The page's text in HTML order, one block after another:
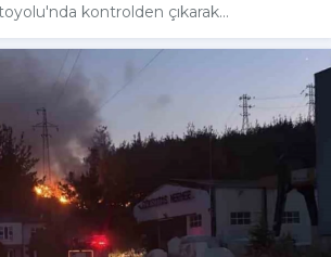
kontrolden çıkarak...